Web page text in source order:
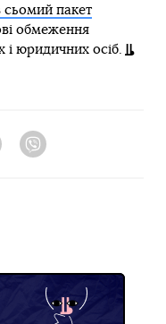
пакет
обмеження
і юридичних осіб.
Telegram